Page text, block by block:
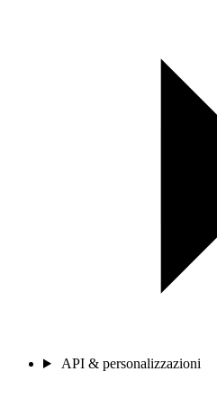
API & personalizzazioni